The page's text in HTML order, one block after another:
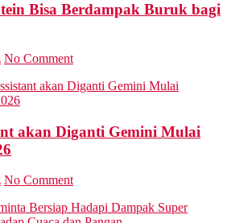
Bisa Berdampak Buruk bagi
No Comment
akan Diganti Gemini Mulai
No Comment